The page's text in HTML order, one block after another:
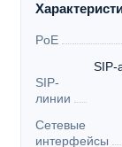
PoE
SIP-
линии
SIP-
Сетевые
интерфейсы